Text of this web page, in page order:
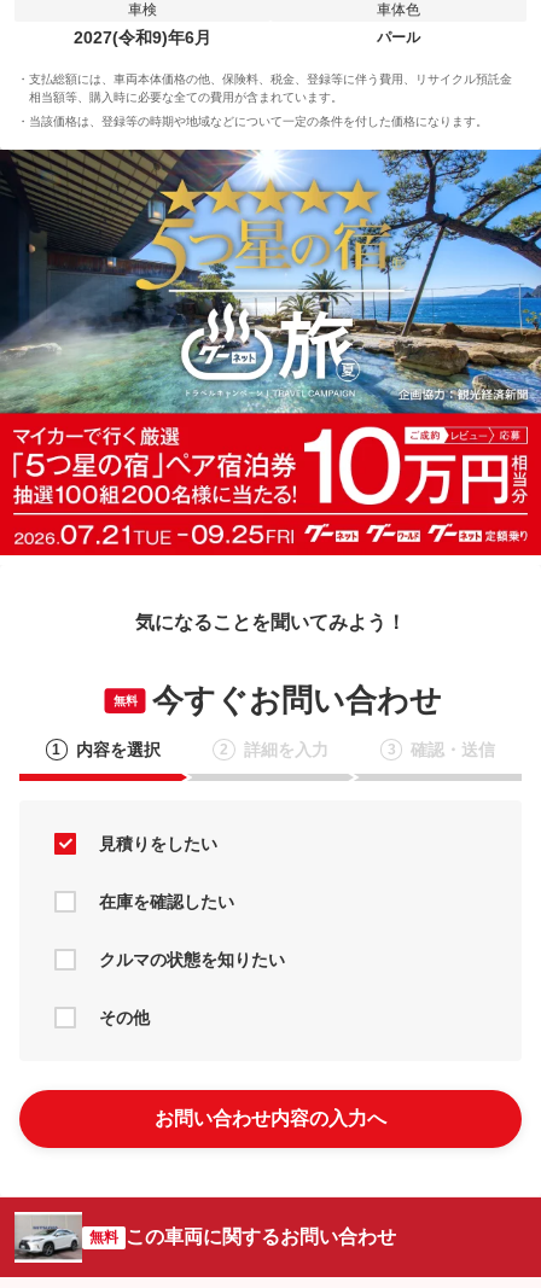
車検
2027(令和9)年6月
車体色
パール
支払総額には、車両本体価格の他、保険料、税金、登録等に伴う費用、リサイクル預託金
相当額等、購入時に必要な全ての費用が含まれています。
当該価格は、登録等の時期や地域などについて一定の条件を付した価格になります。
気になることを聞いてみよう！
無料 今すぐお問い合わせ
1 内容を選択 2 詳細を入力 3 確認・送信
見積りをしたい
在庫を確認したい
クルマの状態を知りたい
その他
お問い合わせ内容の入力へ
無料 この車両に関するお問い合わせ